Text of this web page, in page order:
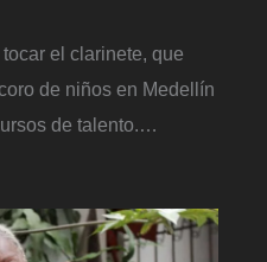
el clarinete, que
de niños en Medellín
de talento.…